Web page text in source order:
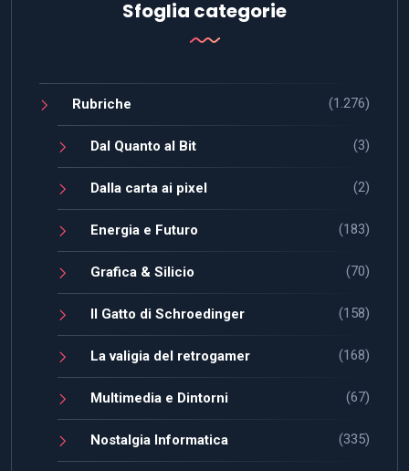
Sfoglia categorie
Rubriche (1.276)
Dal Quanto al Bit (3)
Dalla carta ai pixel (2)
Energia e Futuro (183)
Grafica & Silicio (70)
Il Gatto di Schroedinger (158)
La valigia del retrogamer (168)
Multimedia e Dintorni (67)
Nostalgia Informatica (335)